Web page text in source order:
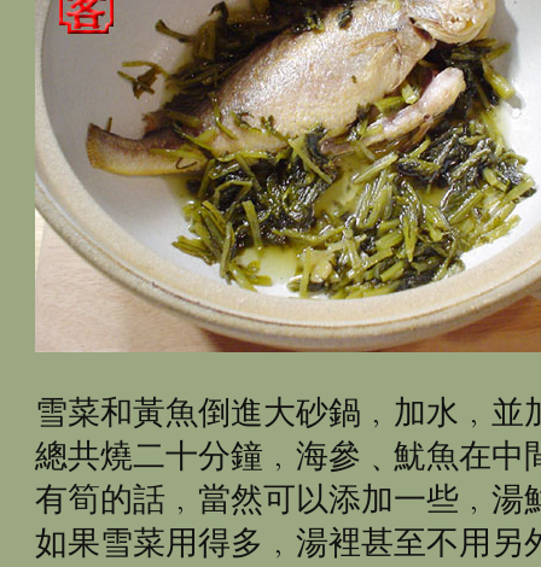
雪菜和黃魚倒進大砂鍋﹐加水﹐並
總共燒二十分鐘﹐海參﹑魷魚在中
有筍的話﹐當然可以添加一些﹐湯
如果雪菜用得多﹐湯裡甚至不用另